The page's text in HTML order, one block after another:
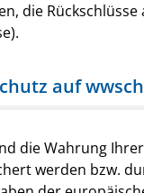
die
auf
die Wahrung
werden bzw.